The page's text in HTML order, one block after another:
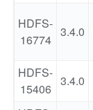
HDFS-
16774
3.4.0
HDFS-
15406
3.4.0